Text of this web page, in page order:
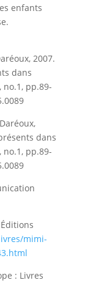
enfants
2007.
dans
no.1, pp.89-
dans
no.1, pp.89-
mimi-
: Livres